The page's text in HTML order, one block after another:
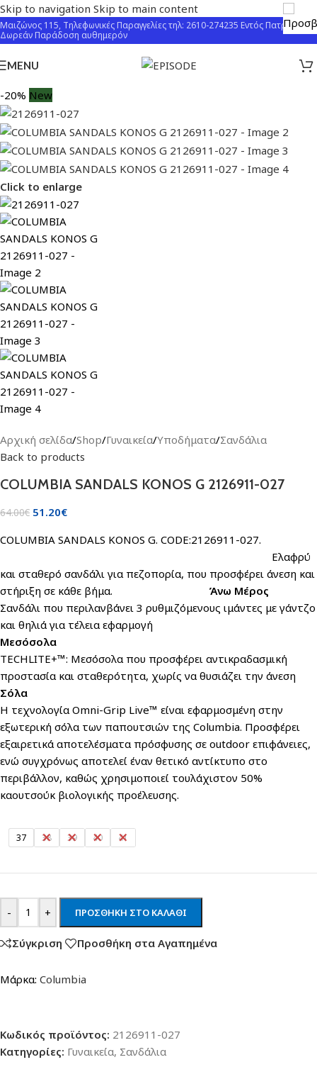
Skip to navigation Skip to main content
Μαιζώνος 115, Τηλεφωνικές Παραγγελίες τηλ: 2610-274235 Εντός Πατρών
Δωρεάν Παράδοση αυθημερόν
MENU
-20% New
Click to enlarge
Αρχική σελίδα/Shop/Γυναικεία/Υποδήματα/Σανδάλια
Back to products
COLUMBIA SANDALS KONOS G 2126911-027
64.00€ 51.20€
COLUMBIA SANDALS KONOS G. CODE:2126911-027.
Ελαφρύ
και σταθερό σανδάλι για πεζοπορία, που προσφέρει άνεση και
στήριξη σε κάθε βήμα. Άνω Μέρος
Σανδάλι που περιλανβάνει 3 ρυθμιζόμενους ιμάντες με γάντζο
και θηλιά για τέλεια εφαρμογή
Μεσόσολα
TECHLITE+™: Μεσόσολα που προσφέρει αντικραδασμική
προστασία και σταθερότητα, χωρίς να θυσιάζει την άνεση
Σόλα
Η τεχνολογία Omni-Grip Live™ είναι εφαρμοσμένη στην
εξωτερική σόλα των παπουτσιών της Columbia. Προσφέρει
εξαιρετικά αποτελέσματα πρόσφυσης σε outdoor επιφάνειες,
ενώ συγχρόνως αποτελεί έναν θετικό αντίκτυπο στο
περιβάλλον, καθώς χρησιμοποιεί τουλάχιστον 50%
καουτσούκ βιολογικής προέλευσης.
37 38 39 40 41
- + ΠΡΟΣΘΉΚΗ ΣΤΟ ΚΑΛΆΘΙ
Σύγκριση Προσθήκη στα Αγαπημένα
Μάρκα: Columbia
Κωδικός προϊόντος: 2126911-027
Κατηγορίες: Γυναικεία, Σανδάλια